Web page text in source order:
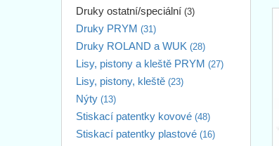
Druky ostatní/speciální (3)
Druky PRYM (31)
Druky ROLAND a WUK (28)
Lisy, pistony a kleště PRYM (27)
Lisy, pistony, kleště (23)
Nýty (13)
Stiskací patentky kovové (48)
Stiskací patentky plastové (16)